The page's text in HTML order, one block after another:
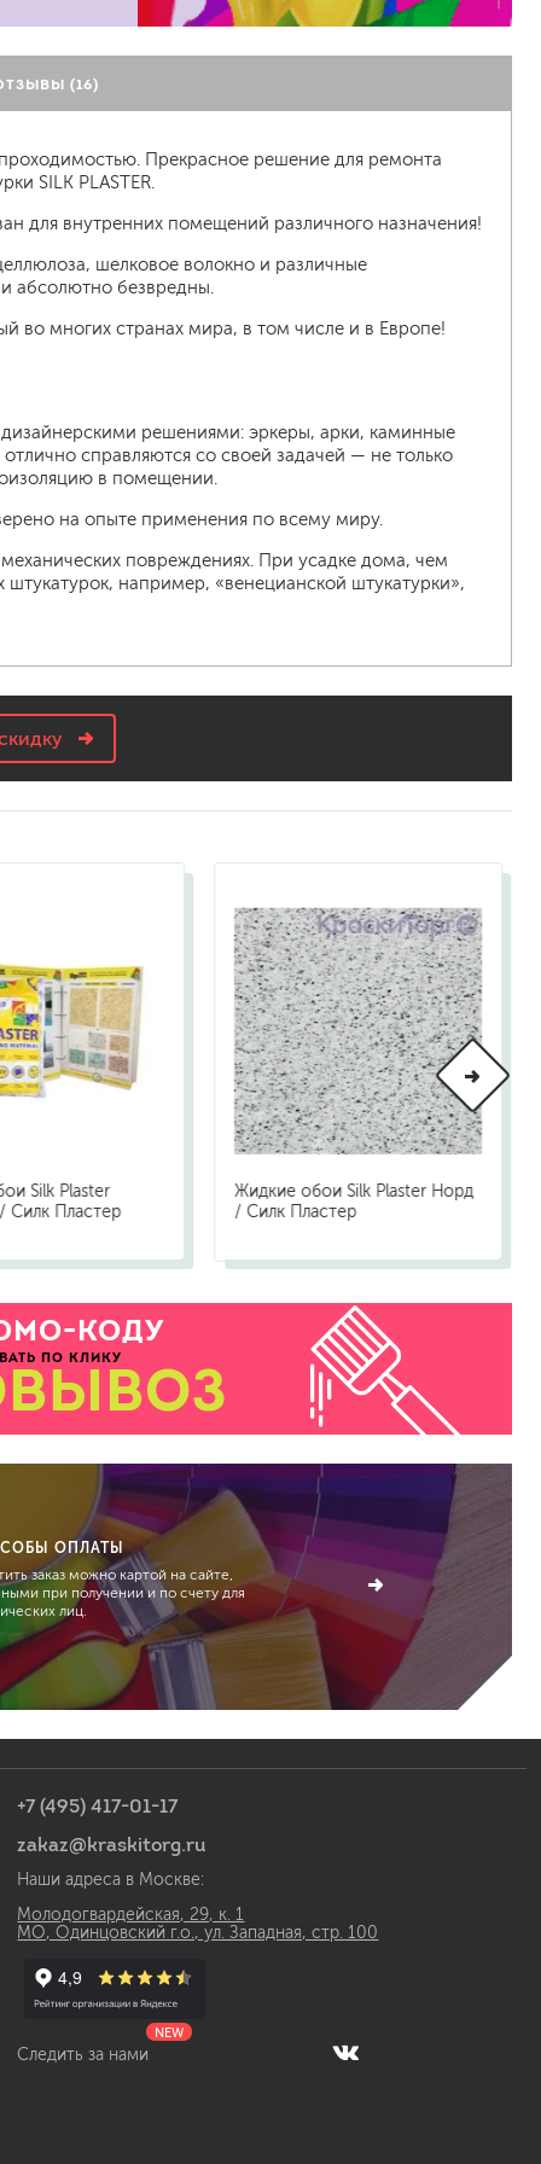
(16)
Прекрасное решение для ремонта
SILK PLASTER.
для внутренних помещений различного назначения!
шелковое волокно и различные
абсолютно безвредны.
во многих странах мира, в том числе и в Европе!
решениями: эркеры, арки, каминные
справляются со своей задачей — не только
в помещении.
на опыте применения по всему миру.
повреждениях. При усадке дома, чем
например, «венецианской штукатурки»,
Silk Plaster
Силк Пластер
Жидкие обои Silk Plaster Норд
/ Силк Пластер
КОДУ
ПО КЛИКУ
ОПЛАТЫ
заказ можно картой на сайте,
при получении и по счету для
лиц.
+7 (495) 417-01-17
zakaz@kraskitorg.ru
Наши адреса в Москве:
Молодогвардейская, 29, к. 1
МО, Одинцовский г.о., ул. Западная, стр. 100
Следить за нами
NEW